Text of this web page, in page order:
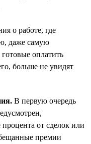
о работе, где
даже самую
оплатить
больше не увидят
В первую очередь
процента от сделок или
премии